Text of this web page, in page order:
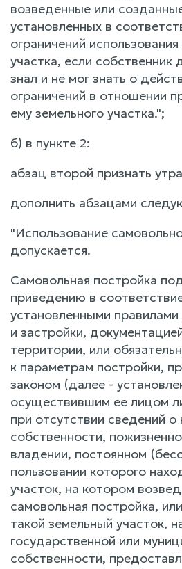
возведенные или
установленных в
ограничений
участка, если собственник
знал и не мог знать о
ограничений в отношении
ему земельного участка.";
б) в пункте 2:
абзац второй признать
дополнить абзацами
"Использование
допускается.
Самовольная постройка
приведению в
установленными правилами
и застройки,
территории, или
к параметрам постройки,
законом (далее -
осуществившим ее лицом
при отсутствии сведений
собственности,
владении, постоянном
пользовании которого
участок, на котором
самовольная постройка,
такой земельный участок,
государственной или
собственности,